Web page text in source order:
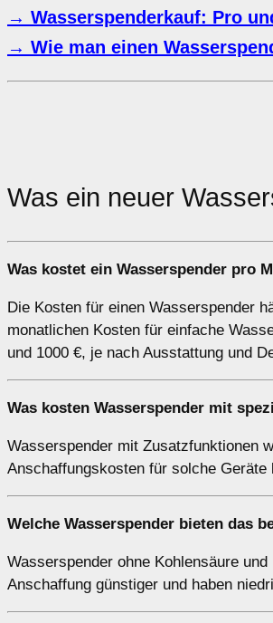
→ Wasserspenderkauf: Pro
→ Wie man einen
Was ein neuer
Was kostet ein Wasserspender pro
Die Kosten für einen Wasserspender
monatlichen Kosten für einfache
und 1000 €, je nach Ausstattung und
Was kosten Wasserspender mit
Wasserspender mit Zusatzfunktionen
Anschaffungskosten für solche Geräte
Welche Wasserspender bieten das
Wasserspender ohne Kohlensäure
Anschaffung günstiger und haben